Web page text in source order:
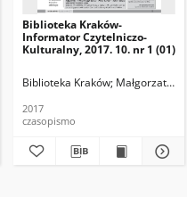
Brągiel (redaktor naczelna),
Biblioteka Kraków-
Informator Czytelniczo-
Kulturalny, 2017. 10. nr 1 (01)
Biblioteka Kraków Małgorzata
2017
czasopismo